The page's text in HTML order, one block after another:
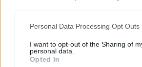
Personal Data Processing Opt Outs
I want to opt-out of the Sharing of
personal data.
Opted In
Anticonceptie - eenfase
Seroquel (647)
Escitalopram (647)
Depressie - antidepressiva SSRI